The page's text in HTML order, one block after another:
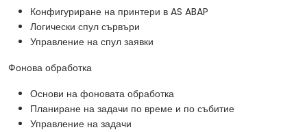
Конфигуриране на принтери в AS ABAP
Логически спул сървъри
Управление на спул заявки
Фонова обработка
Основи на фоновата обработка
Планиране на задачи по време и по събитие
Управление на задачи